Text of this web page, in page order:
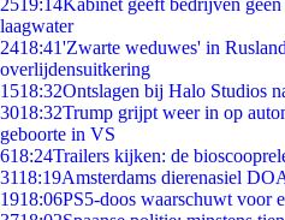
2519:14Kabinet geeft bedrijven
laagwater
2418:41'Zwarte weduwes' in
overlijdensuitkering
1518:32Ontslagen bij Halo Studios
3018:32Trump grijpt weer in op
geboorte in VS
618:24Trailers kijken: de
3118:19Amsterdams dierenasiel
1918:06PS5-doos waarschuwt voor